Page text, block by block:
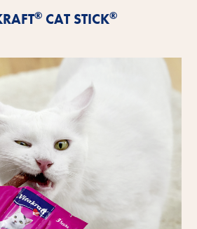
®CAT STICK®